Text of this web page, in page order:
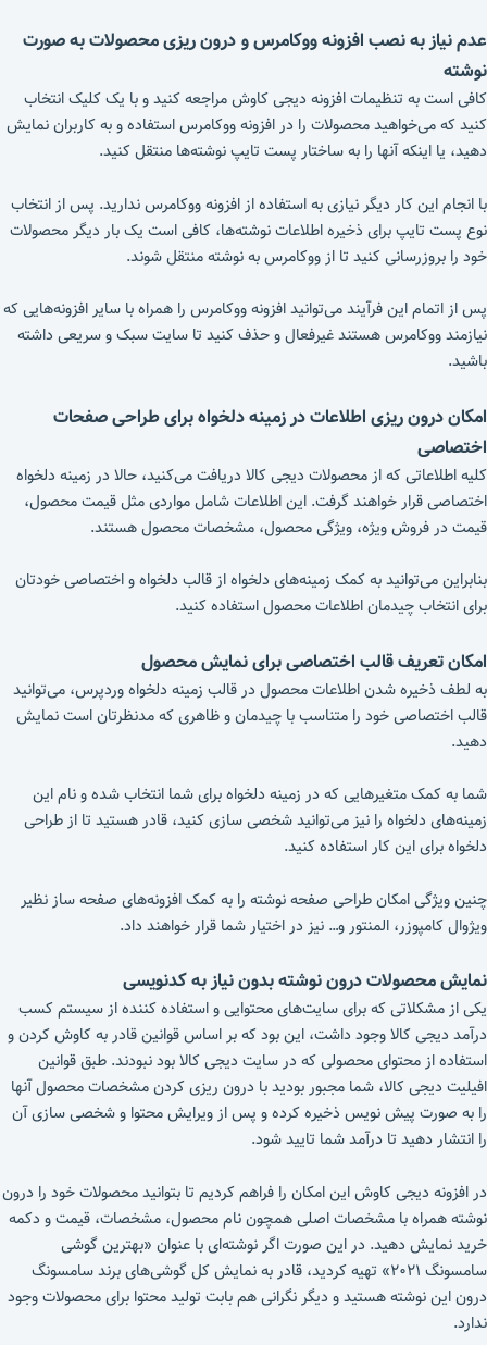
عدم نیاز به نصب افزونه ووکامرس و درون ریزی محصولات به صورت
نوشته
کافی است به تنظیمات افزونه دیجی کاوش مراجعه کنید و با یک کلیک انتخاب
کنید که می‌خواهید محصولات را در افزونه ووکامرس استفاده و به کاربران نمایش
دهید، یا اینکه آنها را به ساختار پست تایپ نوشته‌ها منتقل کنید.
با انجام این کار دیگر نیازی به استفاده از افزونه ووکامرس ندارید. پس از انتخاب
نوع پست تایپ برای ذخیره اطلاعات نوشته‌ها، کافی است یک بار دیگر محصولات
خود را بروزرسانی کنید تا از ووکامرس به نوشته منتقل شوند.
پس از اتمام این فرآیند می‌توانید افزونه ووکامرس را همراه با سایر افزونه‌هایی که
نیازمند ووکامرس هستند غیرفعال و حذف کنید تا سایت سبک و سریعی داشته
باشید.
امکان درون ریزی اطلاعات در زمینه دلخواه برای طراحی صفحات
اختصاصی
کلیه اطلاعاتی که از محصولات دیجی کالا دریافت می‌کنید، حالا در زمینه دلخواه
اختصاصی قرار خواهند گرفت. این اطلاعات شامل مواردی مثل قیمت محصول،
قیمت در فروش ویژه، ویژگی محصول، مشخصات محصول هستند.
بنابراین می‌توانید به کمک زمینه‌های دلخواه از قالب دلخواه و اختصاصی خودتان
برای انتخاب چیدمان اطلاعات محصول استفاده کنید.
امکان تعریف قالب اختصاصی برای نمایش محصول
به لطف ذخیره شدن اطلاعات محصول در قالب زمینه دلخواه وردپرس، می‌توانید
قالب اختصاصی خود را متناسب با چیدمان و ظاهری که مدنظرتان است نمایش
دهید.
شما به کمک متغیرهایی که در زمینه دلخواه برای شما انتخاب شده و نام این
زمینه‌های دلخواه را نیز می‌توانید شخصی سازی کنید، قادر هستید تا از طراحی
دلخواه برای این کار استفاده کنید.
چنین ویژگی امکان طراحی صفحه نوشته را به کمک افزونه‌های صفحه ساز نظیر
ویژوال کامپوزر، المنتور و… نیز در اختیار شما قرار خواهند داد.
نمایش محصولات درون نوشته بدون نیاز به کدنویسی
یکی از مشکلاتی که برای سایت‌های محتوایی و استفاده کننده از سیستم کسب
درآمد دیجی کالا وجود داشت، این بود که بر اساس قوانین قادر به کاوش کردن و
استفاده از محتوای محصولی که در سایت دیجی کالا بود نبودند. طبق قوانین
افیلیت دیجی کالا، شما مجبور بودید با درون ریزی کردن مشخصات محصول آنها
را به صورت پیش نویس ذخیره کرده و پس از ویرایش محتوا و شخصی سازی آن
را انتشار دهید تا درآمد شما تایید شود.
در افزونه دیجی کاوش این امکان را فراهم کردیم تا بتوانید محصولات خود را درون
نوشته همراه با مشخصات اصلی همچون نام محصول، مشخصات، قیمت و دکمه
خرید نمایش دهید. در این صورت اگر نوشته‌ای با عنوان «بهترین گوشی
سامسونگ ۲۰۲۱» تهیه کردید، قادر به نمایش کل گوشی‌های برند سامسونگ
درون این نوشته هستید و دیگر نگرانی هم بابت تولید محتوا برای محصولات وجود
ندارد.